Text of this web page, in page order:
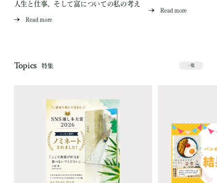
人生と仕事、そして富についての私の考え
Read more
Read more
Topics 特集 一覧